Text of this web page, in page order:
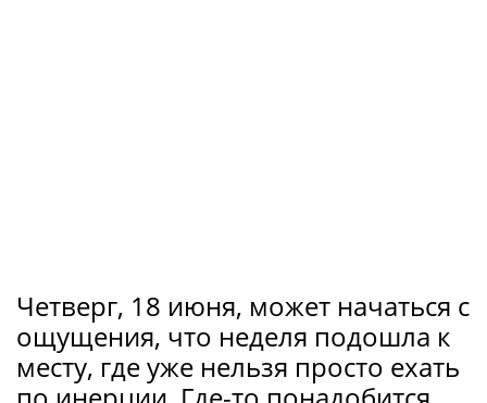
Четверг, 18 июня, может начаться с
ощущения, что неделя подошла к
месту, где уже нельзя просто ехать